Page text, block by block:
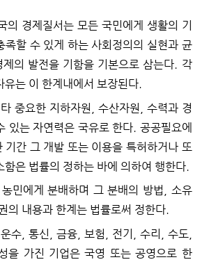
의 경제질서는 모든 국민에게 생활의 기
족할 수 있게 하는 사회정의의 실현과 균
제의 발전을 기함을 기본으로 삼는다. 각
유는 이 한계내에서 보장된다.
중요한 지하자원 수산자원
수력과 경
있는 자연력은 국유로 한다 공공필요에
기간 그 개발 또는 이용을 특허하거나 또
함은 법률의 정하는 바에 의하여 행한다
민에게 분배하며 그 분배의 방법
소유
의 내용과 한계는 법률로써 정한다.
수 ,통신 ,금융 보험 전기 수리 수도,
을 가진 기업은 국영 또는 공영으로 한